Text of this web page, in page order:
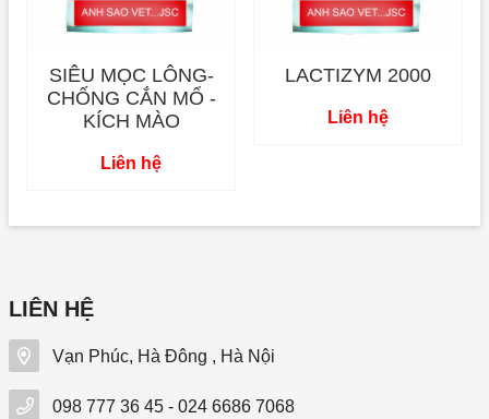
SIÊU MỌC LÔNG-
CHỐNG CẮN MỔ -
KÍCH MÀO
Liên hệ
LACTIZYM 2000
Liên hệ
LIÊN HỆ
Vạn Phúc, Hà Đông , Hà Nội
098 777 36 45 - 024 6686 7068